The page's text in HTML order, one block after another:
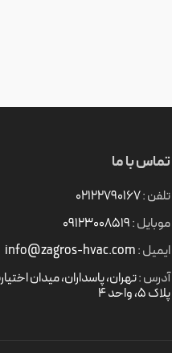
تماس با ما
تلفن :۰۲۱۲۲۷۹۰۱۶۷
موبایل :09123008519
ایمیل :info@zagros-hvac.com
آدرس :تهران، پاسداران، میدان
پلاک ۵، واحد 4